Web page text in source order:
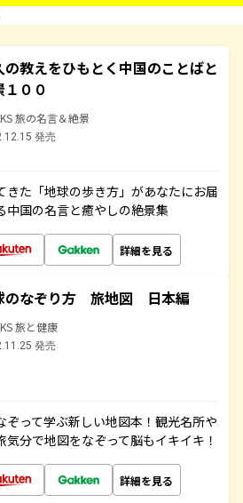
の教えをひもとく中国のことばと
１００
旅の名言＆絶景
発売
きた「地球の歩き方」があなたにお届
中国の名言と癒やしの絶景集
詳細を見る
のなぞり方 旅地図 日本編
旅と健康
発売
ぞって学ぶ新しい地図本！観光名所や
分で地図をなぞって脳もイキイキ！
詳細を見る